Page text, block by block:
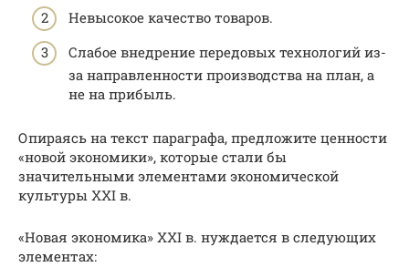
Невысокое качество товаров.
Слабое внедрение передовых технологий из-
за направленности производства на план, а
не на прибыль.
Опираясь на текст параграфа, предложите ценности
«новой экономики», которые стали бы
значительными элементами экономической
культуры XXI в.
«Новая экономика» XXI в. нуждается в следующих
элементах: